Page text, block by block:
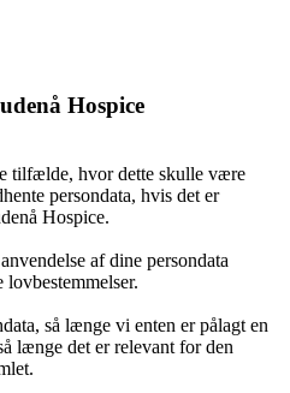
henvist
Hospice
tilfælde, hvor dette skulle være
persondata, hvis det er
Hospice.
af dine persondata
så længe vi enten er pålagt en
længe det er relevant for den